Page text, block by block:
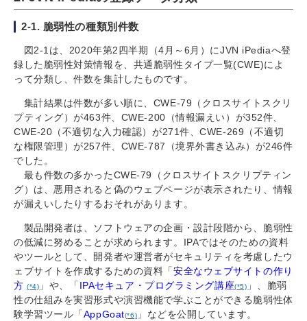
2-1. 脆弱性の種類別件数
図2-1は、2020年第2四半期（4月～6月）にJVN iPediaへ登
録した脆弱性対策情報を、共通脆弱性タイプ一覧(CWE)によ
って分類し、件数を集計したものです。
集計結果は件数が多い順に、CWE-79（クロスサイトスクリ
プティング）が463件、CWE-200（情報漏えい）が352件、
CWE-20（不適切な入力確認）が271件、CWE-269（不適切
な権限管理）が257件、CWE-787（境界外書き込み）が246件
でした。
最も件数の多かったCWE-79（クロスサイトスクリプティン
グ）は、悪用されると偽のウェブページが表示されたり、情報
が漏えいしたりするおそれがあります。
製品開発者は、ソフトウェアの企画・設計段階から、脆弱性
の低減に努めることが求められます。IPAではそのための資料
やツールとして、開発者や運営者がセキュリティを考慮したウ
ェブサイトを作成するための資料「安全なウェブサイトの作り
方 (*4) 」や、「 IPAセキュア・プログラミング講座(*5) 」、脆弱
性の仕組みを実習形式や演習機能で学ぶことができる脆弱性体
験学習ツール「AppGoat(*6) 」などを公開しています。